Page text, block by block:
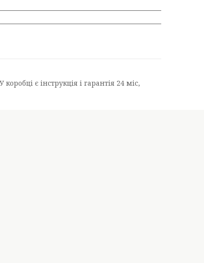
є інструкція і гарантія 24 міс,